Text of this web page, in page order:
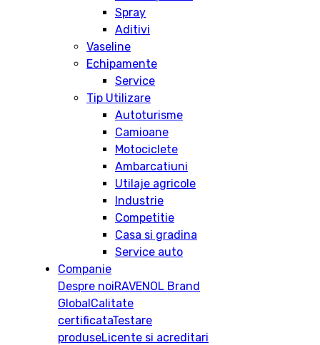
Spray
Aditivi
Vaseline
Echipamente
Service
Tip Utilizare
Autoturisme
Camioane
Motociclete
Ambarcatiuni
Utilaje agricole
Industrie
Competitie
Casa si gradina
Service auto
Companie
Despre noiRAVENOL Brand
GlobalCalitate
certificataTestare
produseLicente si acreditari